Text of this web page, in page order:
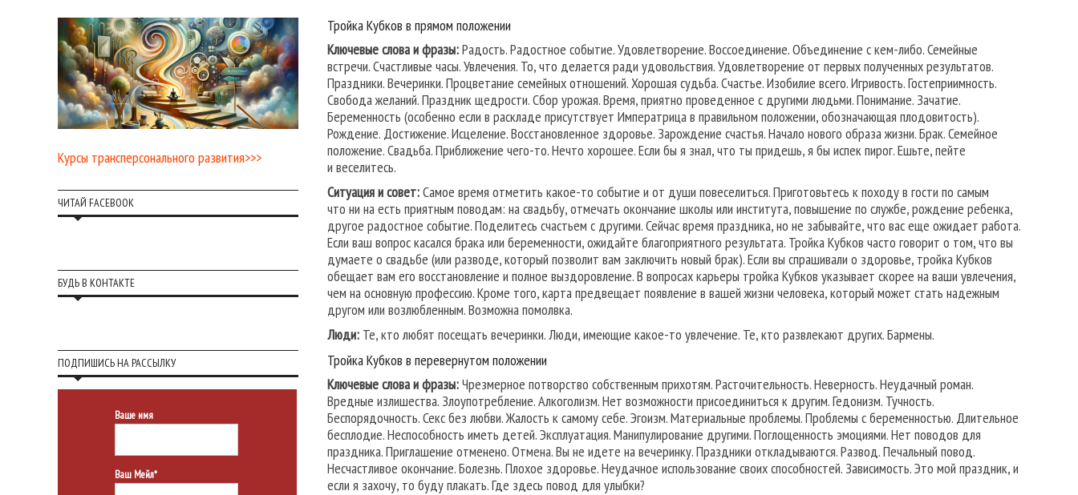
Тройка Кубков в прямом положении
Ключевые слова и фразы:Радость. Радостное событие. Удовлетворение. Воссоединение. Объединение с кем-либо. Семейные
встречи. Счастливые часы. Увлечения. То, что делается ради удовольствия. Удовлетворение от первых полученных результатов.
Праздники. Вечеринки. Процветание семейных отношений. Хорошая судьба. Счастье. Изобилие всего. Игривость. Гостеприимность.
Свобода желаний. Праздник щедрости. Сбор урожая. Время, приятно проведенное с другими людьми. Понимание. Зачатие.
Беременность (особенно если в раскладе присутствует Императрица в правильном положении, обозначающая плодовитость).
Рождение. Достижение. Исцеление. Восстановленное здоровье. Зарождение счастья. Начало нового образа жизни. Брак. Семейное
положение. Свадьба. Приближение чего-то. Нечто хорошее. Если бы я знал, что ты придешь, я бы испек пирог. Ешьте, пейте
и веселитесь.
Ситуация и совет:Самое время отметить какое-то событие и от души повеселиться. Приготовьтесь к походу в гости по самым
что ни на есть приятным поводам: на свадьбу, отмечать окончание школы или института, повышение по службе, рождение ребенка,
другое радостное событие. Поделитесь счастьем с другими. Сейчас время праздника, но не забывайте, что вас еще ожидает работа.
Если ваш вопрос касался брака или беременности, ожидайте благоприятного результата. Тройка Кубков часто говорит о том, что вы
думаете о свадьбе (или разводе, который позволит вам заключить новый брак). Если вы спрашивали о здоровье, тройка Кубков
обещает вам его восстановление и полное выздоровление. В вопросах карьеры тройка Кубков указывает скорее на ваши увлечения,
чем на основную профессию. Кроме того, карта предвещает появление в вашей жизни человека, который может стать надежным
другом или возлюбленным. Возможна помолвка.
Люди: Те, кто любят посещать вечеринки. Люди, имеющие какое-то увлечение. Те, кто развлекают других. Бармены.
Тройка Кубков в перевернутом положении
Ключевые слова и фразы:Чрезмерное потворство собственным прихотям. Расточительность. Неверность. Неудачный роман.
Вредные излишества. Злоупотребление. Алкоголизм. Нет возможности присоединиться к другим. Гедонизм. Тучность.
Беспорядочность. Секс без любви. Жалость к самому себе. Эгоизм. Материальные проблемы. Проблемы с беременностью. Длительное
бесплодие. Неспособность иметь детей. Эксплуатация. Манипулирование другими. Поглощенность эмоциями. Нет поводов для
праздника. Приглашение отменено. Отмена. Вы не идете на вечеринку. Праздники откладываются. Развод. Печальный повод.
Несчастливое окончание. Болезнь. Плохое здоровье. Неудачное использование своих способностей. Зависимость. Это мой праздник, и
если я захочу, то буду плакать. Где здесь повод для улыбки?
Курсы трансперсонального развития>>>
ЧИТАЙ FACEBOOK
БУДЬ В КОНТАКТЕ
ПОДПИШИСЬ НА РАССЫЛКУ
Ваше имя
Ваш Мейл*